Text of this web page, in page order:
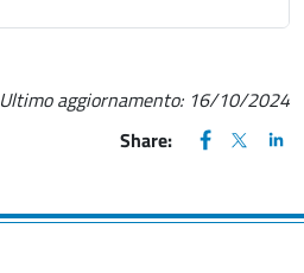
Ultimo aggiornamento: 16/10/2024
Share:
FACEBOOK
(apre una
X
(apre